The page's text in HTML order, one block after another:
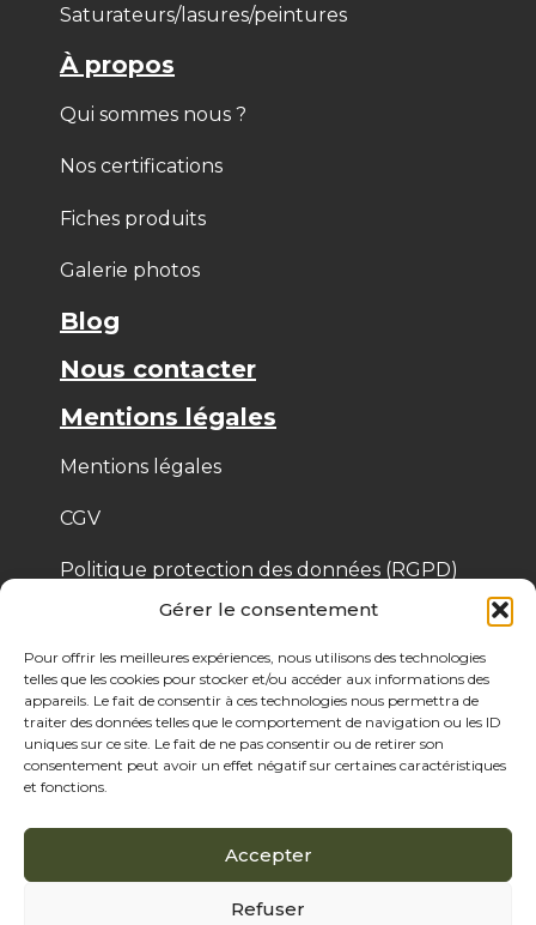
Gérer le consentement
Pour offrir les meilleures expériences, nous utilisons des technologies
telles que les cookies pour stocker et/ou accéder aux informations des
appareils. Le fait de consentir à ces technologies nous permettra de
traiter des données telles que le comportement de navigation ou les ID
uniques sur ce site. Le fait de ne pas consentir ou de retirer son
consentement peut avoir un effet négatif sur certaines caractéristiques
et fonctions.
Accepter
Refuser
Saturateurs/lasures/peintures
À propos
Qui sommes nous ?
Nos certifications
Fiches produits
Galerie photos
Blog
Nous contacter
Mentions légales
Mentions légales
CGV
Politique protection des données (RGPD)
Politique de cookies
© 2025 Bois de Pologne – Créé par Cassandre
Thibaut